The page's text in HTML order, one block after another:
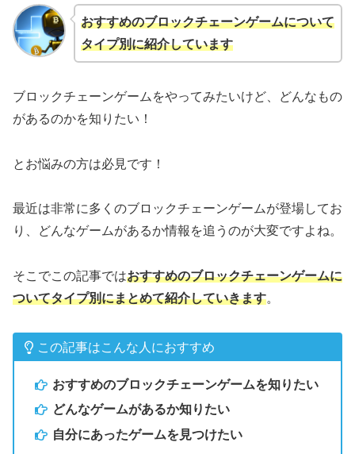
おすすめのブロックチェーンゲームについて
タイプ別に紹介しています
ブロックチェーンゲームをやってみたいけど、どんなもの
があるのかを知りたい！
とお悩みの方は必見です！
最近は非常に多くのブロックチェーンゲームが登場してお
り、どんなゲームがあるか情報を追うのが大変ですよね。
そこでこの記事ではおすすめのブロックチェーンゲームに
ついてタイプ別にまとめて紹介していきます。
この記事はこんな人におすすめ
おすすめのブロックチェーンゲームを知りたい
どんなゲームがあるか知りたい
自分にあったゲームを見つけたい